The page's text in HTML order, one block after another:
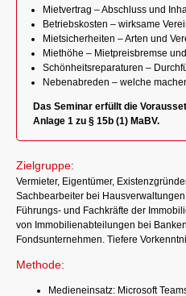
Mietvertrag – Abschluss und
Betriebskosten – wirksame
Mietsicherheiten – Arten und
Miethöhe – Mietpreisbremse
Schönheitsreparaturen –
Nebenabreden – welche
Das Seminar erfüllt die
Anlage 1 zu § 15b (1) MaBV.
Zielgruppe:
Vermieter, Eigentümer,
Sachbearbeiter bei
Führungs- und Fachkräfte der
von Immobilienabteilungen bei
Fondsunternehmen. Tiefere
Methode:
Medieneinsatz: Microsoft